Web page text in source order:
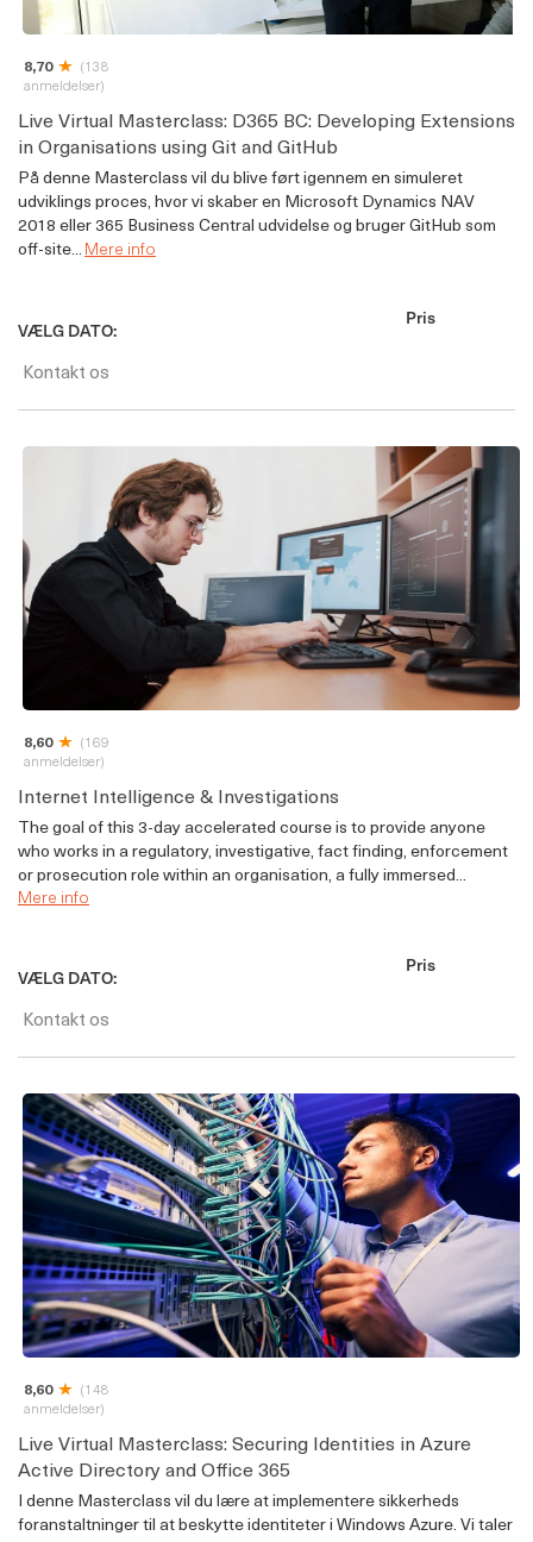
8,70
(138
anmeldelser)
Live Virtual Masterclass: D365 BC: Developing Extensions
in Organisations using Git and GitHub
På denne Masterclass vil du blive ført igennem en simuleret
udviklings proces, hvor vi skaber en Microsoft Dynamics NAV
2018 eller 365 Business Central udvidelse og bruger GitHub som
off-site...Mere info
VÆLG DATO:
Kontakt os
Pris
8,60
(169
anmeldelser)
Internet Intelligence & Investigations
The goal of this 3-day accelerated course is to provide anyone
who works in a regulatory, investigative, fact finding, enforcement
or prosecution role within an organisation, a fully immersed...
Mere info
VÆLG DATO:
Kontakt os
Pris
8,60
(148
anmeldelser)
Live Virtual Masterclass: Securing Identities in Azure
Active Directory and Office 365
I denne Masterclass vil du lære at implementere sikkerheds
foranstaltninger til at beskytte identiteter i Windows Azure. Vi taler